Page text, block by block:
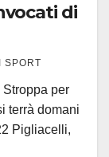
di
SPORT
per
terrà domani
Pigliacelli,